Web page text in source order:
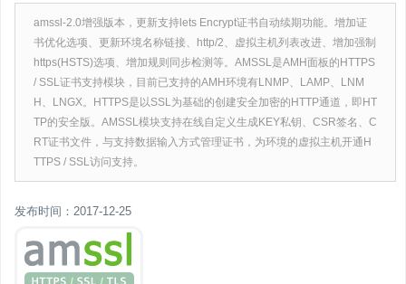
amssl-2.0增强版本，更新支持lets Encrypt证书自动续期功能。增加证
书优化选项、更新环境名称链接、http/2、虚拟主机列表改进、增加强制
https(HSTS)选项、增加规则同步检测等。AMSSL是AMH面板的HTTPS
/ SSL证书支持模块，目前已支持的AMH环境有LNMP、LAMP、LNM
H、LNGX。HTTPS是以SSL为基础的创建安全加密的HTTP通道，即HT
TP的安全版。AMSSL模块支持在线自定义生成KEY私钥、CSR签名、C
RT证书文件，与支持数据输入方式管理证书，为环境的虚拟主机开通H
TTPS / SSL访问支持。
发布时间：2017-12-25